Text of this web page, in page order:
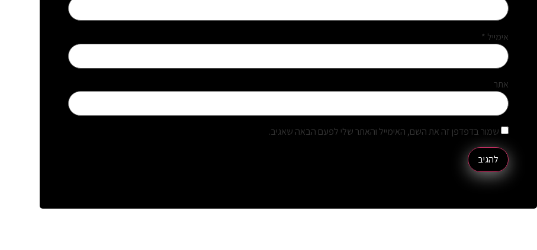
אימייל *
אתר
שמור בדפדפן זה את השם, האימייל והאתר שלי לפעם הבאה שאגיב.